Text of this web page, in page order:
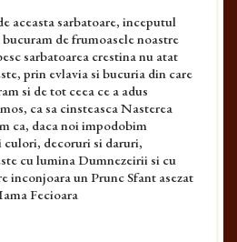
aceasta sarbatoare, inceputul
de frumoasele noastre
sarbatoarea crestina nu atat
prin evlavia si bucuria din care
si de tot ceea ce a adus
ca sa cinsteasca Nasterea
ca, daca noi impodobim
culori, decoruri si daruri,
cu lumina Dumnezeirii si cu
inconjoara un Prunc Sfant asezat
Fecioara